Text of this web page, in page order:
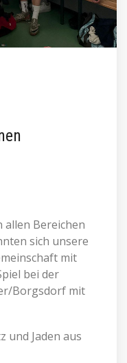
Bereichen
sich unsere
mit
bei der
Borgsdorf mit
Jaden aus